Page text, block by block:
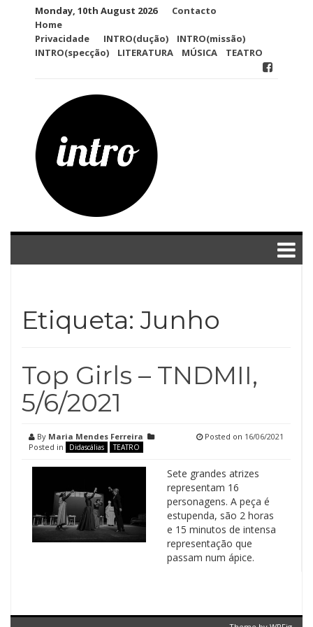
Monday, 10th August 2026
Contacto
Home
Privacidade
INTRO(dução)
INTRO(missão)
INTRO(specção)
LITERATURA MÚSICA TEATRO
Etiqueta:Junho
Top Girls – TNDMII,
5/6/2021
By Maria Mendes Ferreira
Posted in
Didascálias TEATRO
Posted on 16/06/2021
Sete grandes atrizes
representam 16
personagens. A peça é
estupenda, são 2 horas
e 15 minutos de intensa
representação que
passam num ápice.